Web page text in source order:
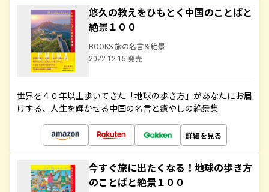
悠久の教えをひもとく中国のことばと
絶景１００
BOOKS 旅の名言＆絶景
2022.12.15 発売
世界を４０年以上歩いてきた「地球の歩き方」があなたにお届
けする、人生を輝かせる中国の名言と癒やしの絶景集
詳細を見る
今すぐ旅に出たくなる！地球の歩き方
のことばと絶景１００